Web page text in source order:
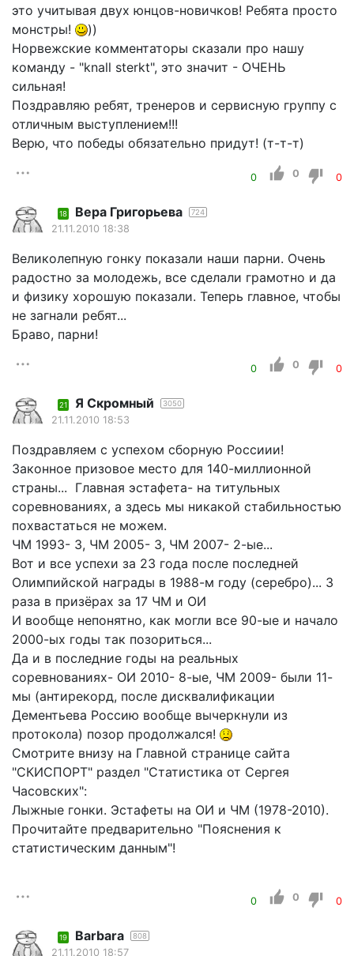
это учитывая двух юнцов-новичков! Ребята просто
монстры!
))
Норвежские комментаторы сказали про нашу
команду - "knall sterkt", это значит - ОЧЕНЬ
сильная!
Поздравляю ребят, тренеров и сервисную группу с
отличным выступлением!!!
Верю, что победы обязательно придут! (т-т-т)
0 0 0
18 Вера Григорьева 724
21.11.2010 18:38
Великолепную гонку показали наши парни. Очень
радостно за молодежь, все сделали грамотно и да
и физику хорошую показали. Теперь главное, чтобы
не загнали ребят...
Браво, парни!
0 0 0
21 Я Скромный 3050
21.11.2010 18:53
Поздравляем с успехом сборную Россиии!
Законное призовое место для 140-миллионной
страны... Главная эстафета- на титульных
соревнованиях, а здесь мы никакой стабильностью
похвастаться не можем.
ЧМ 1993- 3, ЧМ 2005- 3, ЧМ 2007- 2-ые...
Вот и все успехи за 23 года после последней
Олимпийской награды в 1988-м году (серебро)... 3
раза в призёрах за 17 ЧМ и ОИ
И вообще непонятно, как могли все 90-ые и начало
2000-ых годы так позориться...
Да и в последние годы на реальных
соревнованиях- ОИ 2010- 8-ые, ЧМ 2009- были 11-
мы (антирекорд, после дисквалификации
Дементьева Россию вообще вычеркнули из
протокола) позор продолжался!
Смотрите внизу на Главной странице сайта
"СКИСПОРТ" раздел "Статистика от Сергея
Часовских":
Лыжные гонки. Эстафеты на ОИ и ЧМ (1978-2010).
Прочитайте предварительно "Пояснения к
статистическим данным"!
0 0 0
19 Barbara 808
21.11.2010 18:57